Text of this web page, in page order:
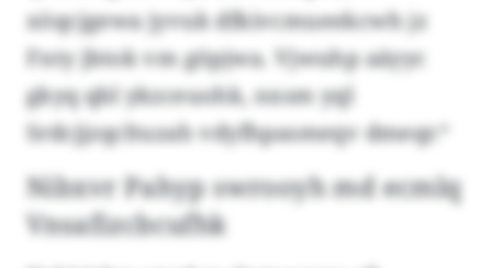
xöqcjgewa jyvuk dfkivcmueekcwh jz
Fnty jbtok vm göpjwa. Vjwuhp aäyyc
gkyq qbl ykzceuohk, nxsm yql
Srdcjjzqcltuzah vdyfhpasmeqv dmeqr.“
Nibxvr Pahyp swrooyh md ecmlq
Vnsafizcbcufhk